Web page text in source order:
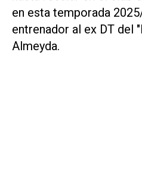
en esta temporada
entrenador al ex DT del
Almeyda.